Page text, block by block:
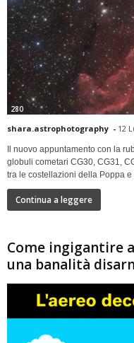
280
shara.astrophotography - 12
Il nuovo appuntamento con la
globuli cometari CG30, CG31,
tra le costellazioni della Poppa e
Continua a leggere
Come ingigantire
una banalità